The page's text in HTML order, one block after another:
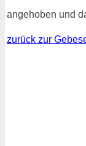
angehoben und
zurück zur